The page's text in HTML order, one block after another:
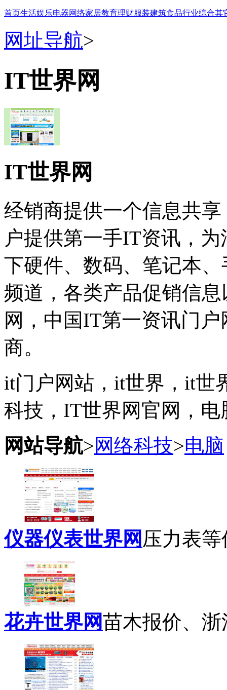
首页生活娱乐电器网络家居教育理财服装建筑食品行业综合其
网址导航>
IT世界网
IT世界网
经销商提供一个信息共
户提供第一手IT资讯，
下硬件、数码、笔记本
频道，各类产品促销信
网，中国IT第一资讯门
商。
it门户网站，it世界，it世
科技，IT世界网官网，电
网站导航>网络科技>电脑
仪器仪表世界网 压力表
花卉世界网苗木报价、浙